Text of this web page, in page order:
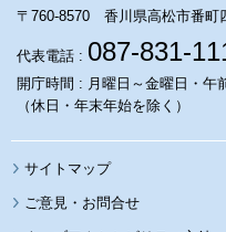
〒760-8570 香川県高松市番町
代表電話 : 087-831-
開庁時間 : 月曜日～金曜日・午
（休日・年末年始を除く）
サイトマップ